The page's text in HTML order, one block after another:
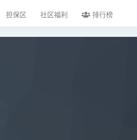
担保区 社区福利 排行榜